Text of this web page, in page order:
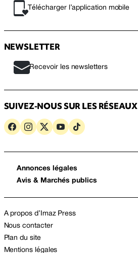
Télécharger l’application mobile
NEWSLETTER
Recevoir les newsletters
SUIVEZ-NOUS SUR LES RÉSEAUX
Annonces légales
Avis & Marchés publics
A propos d’Imaz Press
Nous contacter
Plan du site
Mentions légales